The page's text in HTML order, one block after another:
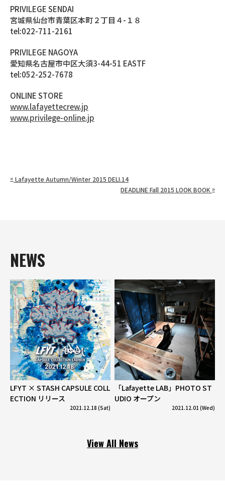
PRIVILEGE SENDAI
宮城県仙台市青葉区本町２丁目４-１８
tel:022-711-2161
PRIVILEGE NAGOYA
愛知県名古屋市中区大須3-44-51 EASTF
tel:052-252-7678
ONLINE STORE
www.lafayettecrew.jp
www.privilege-online.jp
« Lafayette Autumn/Winter 2015 DELI.14
DEADLINE Fall 2015 LOOK BOOK»
NEWS
LFYT × STASH CAPSULE COLL
ECTION リリース
2021.12.18 (Sat)
「Lafayette LAB」PHOTO ST
UDIO オープン
2021.12.01 (Wed)
View All News